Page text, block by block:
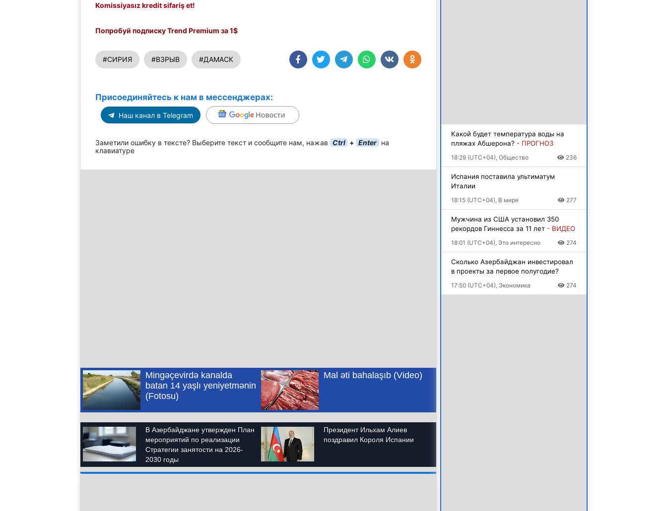
Komissiyasız kredit sifariş et!
Попробуй подписку Trend Premium за 1$
#СИРИЯ #ВЗРЫВ #ДАМАСК
Присоединяйтесь к нам в мессенджерах:
Наш канал в Telegram
Заметили ошибку в тексте? Выберите текст и сообщите нам, нажав Ctrl + Enter на
клавиатуре
Какой будет температура воды на
пляжах Абшерона? - ПРОГНОЗ
18:29 (UTC+04), Общество 236
Испания поставила ультиматум
Италии
18:15 (UTC+04), В мире 277
Мужчина из США установил 350
рекордов Гиннесса за 11 лет - ВИДЕО
18:01 (UTC+04), Это интересно 274
Сколько Азербайджан инвестировал
в проекты за первое полугодие?
17:50 (UTC+04), Экономика 274